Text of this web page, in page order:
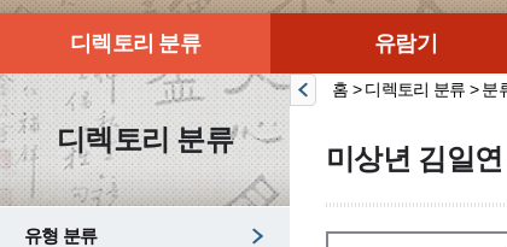
디렉토리 분류 유람기
디렉토리 분류
유형 분류
홈 > 디렉토리 분류 > 분
미상년 김일